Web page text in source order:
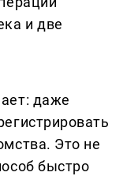
и две
даже
Это не
быстро